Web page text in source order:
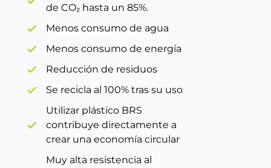
de CO₂ hasta un 85%.
Menos consumo de agua
Menos consumo de energía
Reducción de residuos
Se recicla al 100% tras su uso
Utilizar plástico BRS
contribuye directamente a
crear una economía circular
Muy alta resistencia al